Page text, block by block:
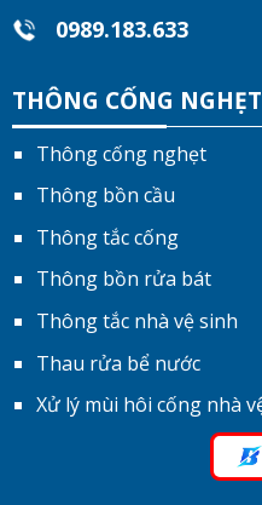
0989.183.633
THÔNG CỐNG NGHẸT
Thông cống nghẹt
Thông bồn cầu
Thông tắc cống
Thông bồn rửa bát
Thông tắc nhà vệ sinh
Thau rửa bể nước
Xử lý mùi hôi cống nhà